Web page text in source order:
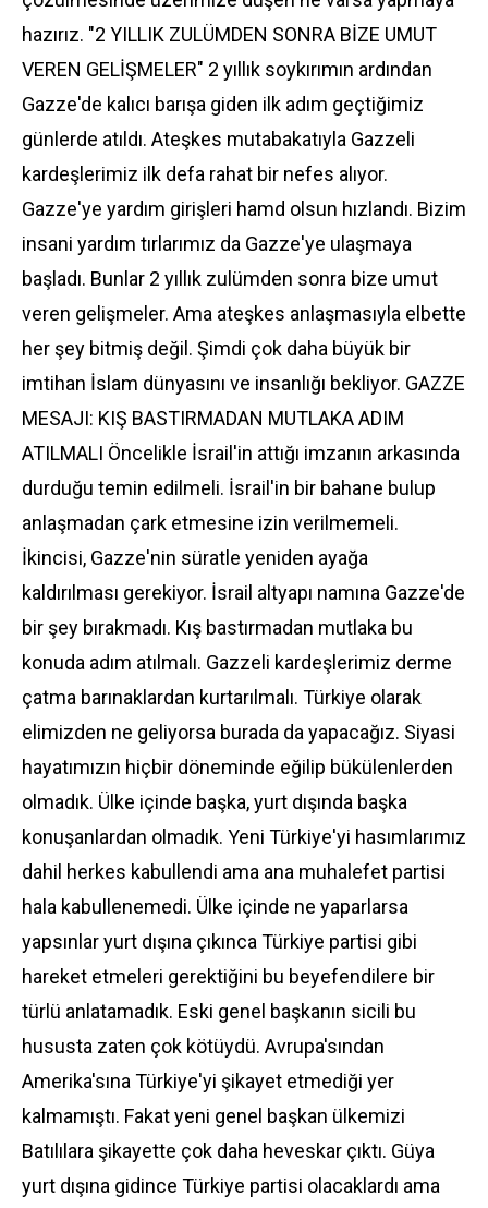
hazırız. "2 YILLIK ZULÜMDEN SONRA BİZE UMUT
VEREN GELİŞMELER" 2 yıllık soykırımın ardından
Gazze'de kalıcı barışa giden ilk adım geçtiğimiz
günlerde atıldı. Ateşkes mutabakatıyla Gazzeli
kardeşlerimiz ilk defa rahat bir nefes alıyor.
Gazze'ye yardım girişleri hamd olsun hızlandı. Bizim
insani yardım tırlarımız da Gazze'ye ulaşmaya
başladı. Bunlar 2 yıllık zulümden sonra bize umut
veren gelişmeler. Ama ateşkes anlaşmasıyla elbette
her şey bitmiş değil. Şimdi çok daha büyük bir
imtihan İslam dünyasını ve insanlığı bekliyor. GAZZE
MESAJI: KIŞ BASTIRMADAN MUTLAKA ADIM
ATILMALI Öncelikle İsrail'in attığı imzanın arkasında
durduğu temin edilmeli. İsrail'in bir bahane bulup
anlaşmadan çark etmesine izin verilmemeli.
İkincisi, Gazze'nin süratle yeniden ayağa
kaldırılması gerekiyor. İsrail altyapı namına Gazze'de
bir şey bırakmadı. Kış bastırmadan mutlaka bu
konuda adım atılmalı. Gazzeli kardeşlerimiz derme
çatma barınaklardan kurtarılmalı. Türkiye olarak
elimizden ne geliyorsa burada da yapacağız. Siyasi
hayatımızın hiçbir döneminde eğilip bükülenlerden
olmadık. Ülke içinde başka, yurt dışında başka
konuşanlardan olmadık. Yeni Türkiye'yi hasımlarımız
dahil herkes kabullendi ama ana muhalefet partisi
hala kabullenemedi. Ülke içinde ne yaparlarsa
yapsınlar yurt dışına çıkınca Türkiye partisi gibi
hareket etmeleri gerektiğini bu beyefendilere bir
türlü anlatamadık. Eski genel başkanın sicili bu
hususta zaten çok kötüydü. Avrupa'sından
Amerika'sına Türkiye'yi şikayet etmediği yer
kalmamıştı. Fakat yeni genel başkan ülkemizi
Batılılara şikayette çok daha heveskar çıktı. Güya
yurt dışına gidince Türkiye partisi olacaklardı ama